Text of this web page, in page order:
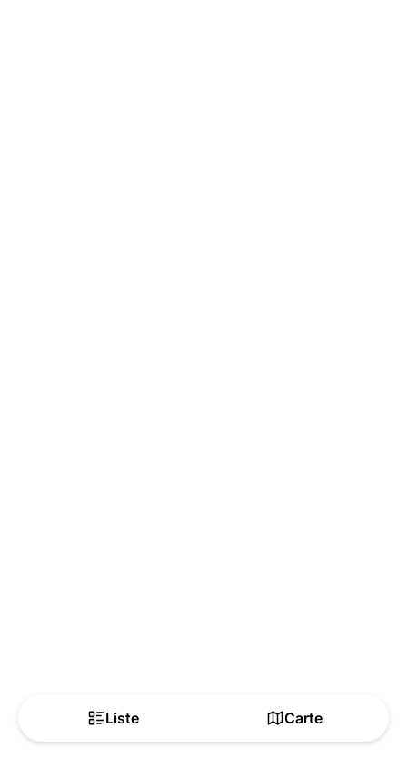
Liste Carte